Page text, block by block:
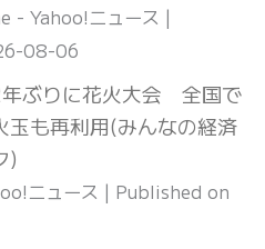
- Yahoo!ニュース
08-06
ぶりに花火大会 全国で
玉も再利用(みんなの経済
)
ニュース
Published on